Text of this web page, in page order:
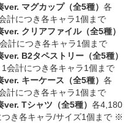
マグカップ（全5種） 各
計につき各キャラ1個まで
クリアファイル（全5種）
計につき各キャラ1個まで
B2タペストリー（全5種）
会計につき各キャラ1個まで
キーケース（全5種） 各
計につき各キャラ1個まで
Tシャツ（全5種） 各4,180
き各キャラ/サイズ1個まで ※